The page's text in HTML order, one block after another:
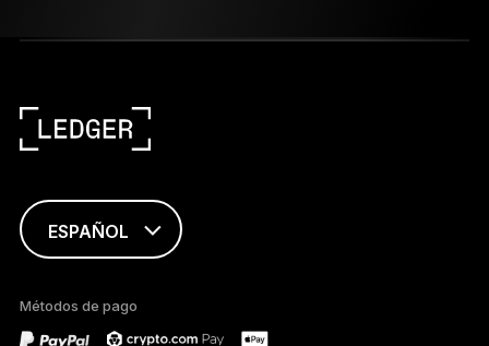
ESPAÑOL
FRANÇAIS
Métodos de pago